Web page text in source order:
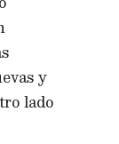
y
lado